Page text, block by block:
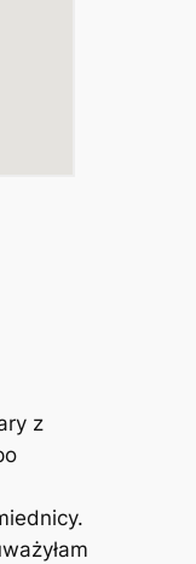
z